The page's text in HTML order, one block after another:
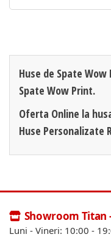
Huse de Spate
Spate Wow Print.
Oferta Online la
Huse Personalizate
Showroom Titan
Luni - Vineri: 10:00 -